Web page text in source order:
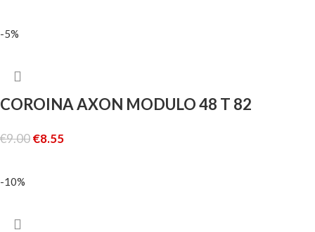
-5%
COROINA AXON MODULO 48 T 82
€9.00€8.55
-10%